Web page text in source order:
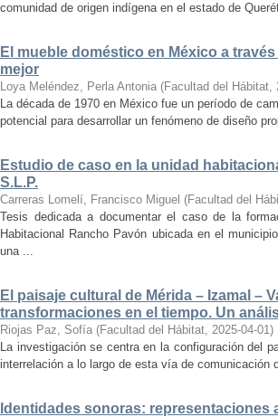
comunidad de origen indígena en el estado de
El mueble doméstico en México a
mejor
Loya Meléndez, Perla Antonia (Facultad del Hábitat,
La década de 1970 en México fue un período de
potencial para desarrollar un fenómeno de diseño
Estudio de caso en la unidad
S.L.P.
Carreras Lomelí, Francisco Miguel (Facultad del
Tesis dedicada a documentar el caso de la
Habitacional Rancho Pavón ubicada en el
una ...
El paisaje cultural de Mérida – Izamal –
transformaciones en el tiempo. Un
Riojas Paz, Sofía (Facultad del Hábitat, 2025-04-01)
La investigación se centra en la configuración del
interrelación a lo largo de esta vía de
Identidades sonoras: